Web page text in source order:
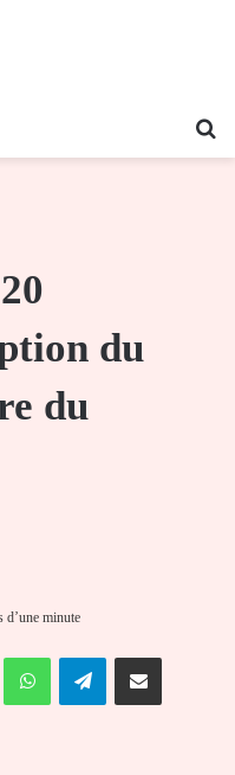
du
du
d’une minute
WhatsAppTelegramPartager par email